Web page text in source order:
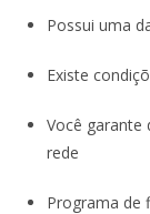
Possui uma
Existe
Você garante
rede
Programa de